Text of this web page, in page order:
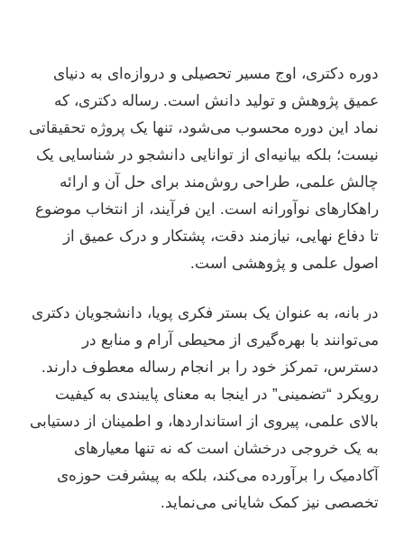
دوره دکتری، اوج مسیر تحصیلی و دروازه‌ای به دنیای
عمیق پژوهش و تولید دانش است. رساله دکتری، که
نماد این دوره محسوب می‌شود، تنها یک پروژه تحقیقاتی
نیست؛ بلکه بیانیه‌ای از توانایی دانشجو در شناسایی یک
چالش علمی، طراحی روش‌مند برای حل آن و ارائه
راهکارهای نوآورانه است. این فرآیند، از انتخاب موضوع
تا دفاع نهایی، نیازمند دقت، پشتکار و درک عمیق از
اصول علمی و پژوهشی است.
در بانه، به عنوان یک بستر فکری پویا، دانشجویان دکتری
می‌توانند با بهره‌گیری از محیطی آرام و منابع در
دسترس، تمرکز خود را بر انجام رساله معطوف دارند.
رویکرد “تضمینی” در اینجا به معنای پایبندی به کیفیت
بالای علمی، پیروی از استانداردها، و اطمینان از دستیابی
به یک خروجی درخشان است که نه تنها معیارهای
آکادمیک را برآورده می‌کند، بلکه به پیشرفت حوزه‌ی
تخصصی نیز کمک شایانی می‌نماید.